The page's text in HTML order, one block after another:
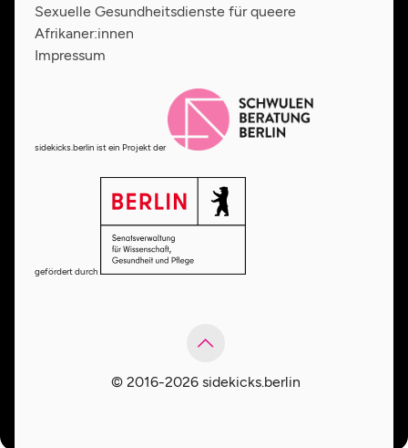
Sexuelle Gesundheitsdienste für queere
Afrikaner:innen
Impressum
sidekicks.berlin ist ein Projekt der
gefördert durch
© 2016-2026 sidekicks.berlin